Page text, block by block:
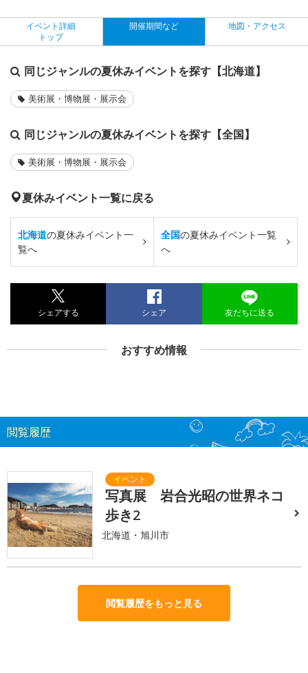
イベント詳細
トップ
開催期間など 地図・アクセス
同じジャンルの夏休みイベントを探す【北海道】
美術展・博物展・展示会
同じジャンルの夏休みイベントを探す【全国】
美術展・博物展・展示会
夏休みイベント一覧に戻る
北海道の夏休みイベント一
覧へ
全国の夏休みイベント一覧
へ
シェアする シェア 友だちに送る
おすすめ情報
閲覧履歴
写真展 岩合光昭の世界ネコ
歩き2
北海道・旭川市
閲覧履歴をもっと見る